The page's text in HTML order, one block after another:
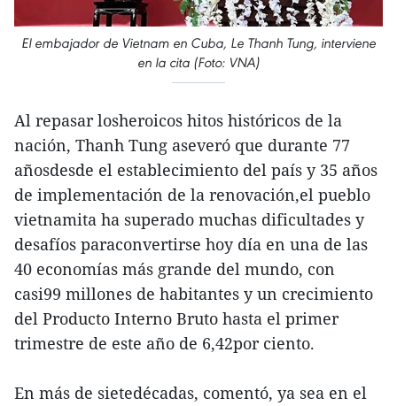
El embajador de Vietnam en Cuba, Le Thanh Tung, interviene
en la cita (Foto: VNA)
Al repasar losheroicos hitos históricos de la
nación, Thanh Tung aseveró que durante 77
añosdesde el establecimiento del país y 35 años
de implementación de la renovación,el pueblo
vietnamita ha superado muchas dificultades y
desafíos paraconvertirse hoy día en una de las
40 economías más grande del mundo, con
casi99 millones de habitantes y un crecimiento
del Producto Interno Bruto hasta el primer
trimestre de este año de 6,42por ciento.
En más de sietedécadas, comentó, ya sea en el